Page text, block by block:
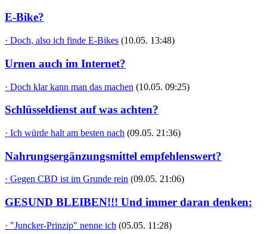
E-Bike?
· Doch, also ich finde E-Bikes (10.05. 13:48)
Urnen auch im Internet?
· Doch klar kann man das machen (10.05. 09:25)
Schlüsseldienst auf was achten?
· Ich würde halt am besten nach (09.05. 21:36)
Nahrungsergänzungsmittel empfehlenswert?
· Gegen CBD ist im Grunde rein (09.05. 21:06)
GESUND BLEIBEN!!! Und immer daran denken:
· "Juncker-Prinzip" nenne ich (05.05. 11:28)